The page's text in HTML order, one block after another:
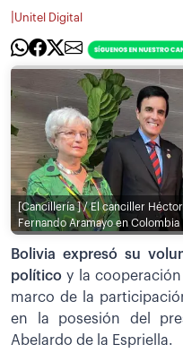
Unitel Digital
[Cancillería ] / El canciller
Fernando Aramayo en Colombia
Bolivia expresó su
políticoy la
marco de la
en la posesión del
Abelardo de la Espriella.